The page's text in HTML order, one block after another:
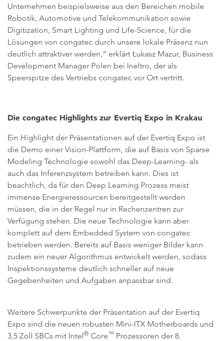
Unternehmen beispielsweise aus den Bereichen mobile
Robotik, Automotive und Telekommunikation sowie
Digitization, Smart Lighting und Life-Science, für die
Lösungen von congatec durch unsere lokale Präsenz nun
deutlich attraktiver werden,“ erklärt Łukasz Mazur, Business
Development Manager Polen bei Ineltro, der als
Speerspitze des Vertriebs congatec vor Ort vertritt.
Die congatec Highlights zur Evertiq Expo in Krakau
Ein Highlight der Präsentationen auf der Evertiq Expo ist
die Demo einer Vision-Plattform, die auf Basis von Sparse
Modeling Technologie sowohl das Deep-Learning- als
auch das Inferenzsystem betreiben kann. Dies ist
beachtlich, da für den Deep Learning Prozess meist
immense Energieressourcen bereitgestellt werden
müssen, die in der Regel nur in Rechenzentren zur
Verfügung stehen. Die neue Technologie kann aber
komplett auf dem Embedded System von congatec
betrieben werden. Bereits auf Basis weniger Bilder kann
zudem ein neuer Algorithmus entwickelt werden, sodass
Inspektionssysteme deutlich schneller auf neue
Gegebenheiten und Aufgaben anpassbar sind.
Weitere Schwerpunkte der Präsentation auf der Evertiq
Expo sind die neuen robusten Mini-ITX Motherboards und
3,5 Zoll SBCs mit Intel® Core™ Prozessoren der 8.